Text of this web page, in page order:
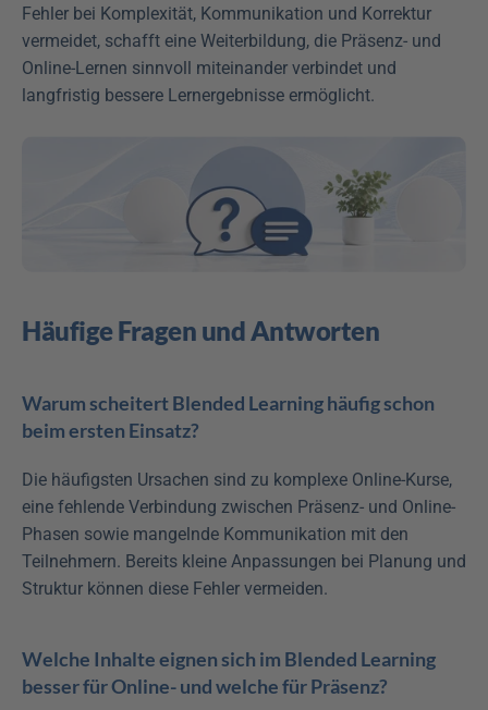
Fehler bei Komplexität, Kommunikation und Korrektur
vermeidet, schafft eine Weiterbildung, die Präsenz- und
Online-Lernen sinnvoll miteinander verbindet und
langfristig bessere Lernergebnisse ermöglicht.
Häufige Fragen und Antworten
Warum scheitert Blended Learning häufig schon
beim ersten Einsatz?
Die häufigsten Ursachen sind zu komplexe Online-Kurse,
eine fehlende Verbindung zwischen Präsenz- und Online-
Phasen sowie mangelnde Kommunikation mit den
Teilnehmern. Bereits kleine Anpassungen bei Planung und
Struktur können diese Fehler vermeiden.
Welche Inhalte eignen sich im Blended Learning
besser für Online- und welche für Präsenz?